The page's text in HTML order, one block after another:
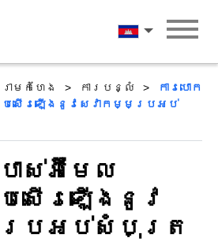
ភាសាខ្មែរ
មកំហែង ការបន្លំ
ការបោក
សើរឡើងនូវសេវាកម្មប្រអប់
ាស់អ៊ីមែល
សើរឡើងនូវ
ប្រអប់សំបុត្រ